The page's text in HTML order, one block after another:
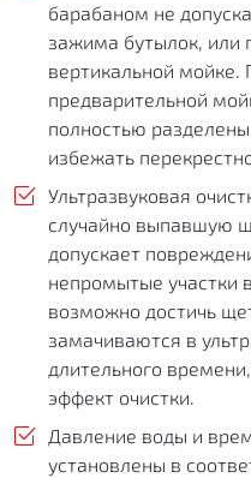
барабаном не
зажима бутылок, или
вертикальной мойке.
предварительной
полностью
избежать
Ультразвуковая
случайно выпавшую
допускает
непромытые участки
возможно достичь
замачиваются в
длительного
эффект очистки.
Давление воды и
установлены в